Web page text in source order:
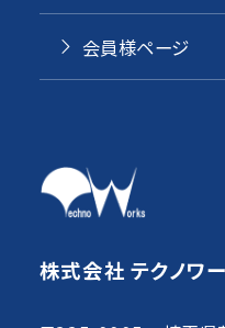
会員様ページ
株式会社 テクノワ